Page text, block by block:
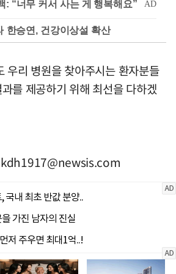
한승연, 건강이상설 확산
우리 병원을 찾아주시는 환자분들
를 제공하기 위해 최선을 다하겠
kdh1917@newsis.com